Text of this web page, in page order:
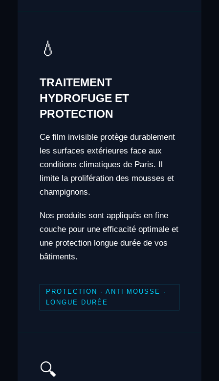
💧
TRAITEMENT
HYDROFUGE ET
PROTECTION
Ce film invisible protège durablement
les surfaces extérieures face aux
conditions climatiques de Paris. Il
limite la prolifération des mousses et
champignons.
Nos produits sont appliqués en fine
couche pour une efficacité optimale et
une protection longue durée de vos
bâtiments.
PROTECTION · ANTI-MOUSSE ·
LONGUE DURÉE
🔍